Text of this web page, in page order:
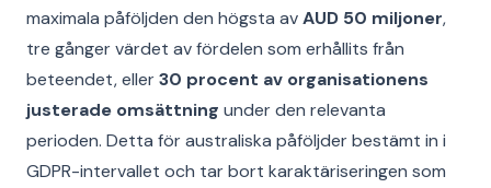
maximala påföljden den högsta avAUD 50 miljoner,
tre gånger värdet av fördelen som erhållits från
beteendet, eller30 procent av organisationens
justerade omsättning under den relevanta
perioden. Detta för australiska påföljder bestämt in i
GDPR-intervallet och tar bort karaktäriseringen som